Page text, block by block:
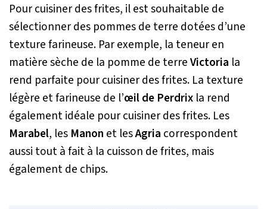
Pour cuisiner des frites, il est souhaitable de
sélectionner des pommes de terre dotées d’une
texture farineuse. Par exemple, la teneur en
matière sèche de la pomme de terreVictoria la
rend parfaite pour cuisiner des frites. La texture
légère et farineuse de l’œil de Perdrix la rend
également idéale pour cuisiner des frites. Les
Marabel, les Manon et lesAgria correspondent
aussi tout à fait à la cuisson de frites, mais
également de chips.